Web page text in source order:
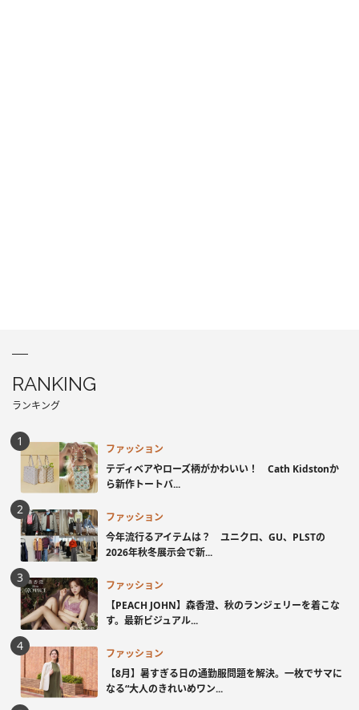
RANKING
ランキング
ファッション
テディベアやローズ柄がかわいい！ Cath Kidstonか
ら新作トートバ...
ファッション
今年流行るアイテムは？ ユニクロ、GU、PLSTの
2026年秋冬展示会で新...
ファッション
【PEACH JOHN】森香澄、秋のランジェリーを着こな
す。最新ビジュアル...
ファッション
【8月】暑すぎる日の通勤服問題を解決。一枚でサマに
なる“大人のきれいめワン...